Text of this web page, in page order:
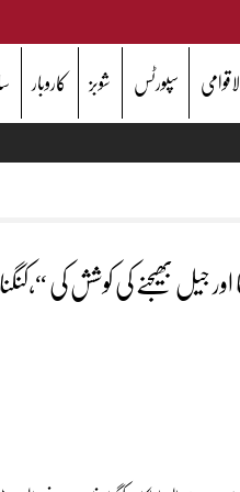
سپورٹس شوبز کاروبار
اور جیل بھیجنے کی کوشش کی